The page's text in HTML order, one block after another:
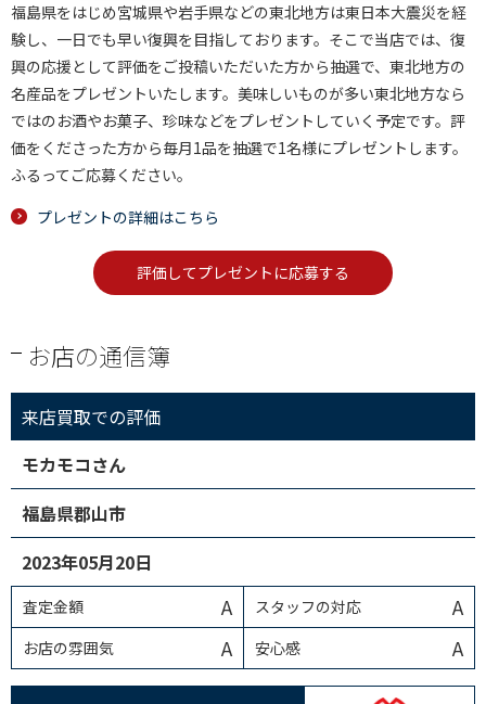
福島県をはじめ宮城県や岩手県などの東北地方は東日本大震災を経
験し、一日でも早い復興を目指しております。そこで当店では、復
興の応援として評価をご投稿いただいた方から抽選で、東北地方の
名産品をプレゼントいたします。美味しいものが多い東北地方なら
ではのお酒やお菓子、珍味などをプレゼントしていく予定です。評
価をくださった方から毎月1品を抽選で1名様にプレゼントします。
ふるってご応募ください。
プレゼントの詳細はこちら
評価してプレゼントに応募する
お店の通信簿
来店買取での評価
モカモコさん
福島県郡山市
2023年05月20日
査定金額 A スタッフの対応 A
お店の雰囲気 A 安心感 A